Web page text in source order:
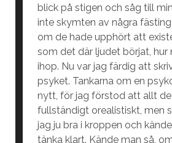
blick på stigen och såg till
inte skymten av några
om de hade upphört att
som det där ljudet börjat, hur
ihop. Nu var jag färdig att
psyket. Tankarna om en
nytt, för jag förstod att allt
fullständigt orealistiskt, men
jag ju bra i kroppen och
tänka klart. Kände man så,